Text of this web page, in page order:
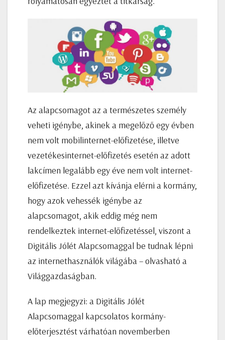
Az alapcsomagot az a természetes személy
veheti igénybe, akinek a megelőző egy évben
nem volt mobilinternet-előfizetése, illetve
vezetékesinternet-előfizetés esetén az adott
lakcímen legalább egy éve nem volt internet-
előfizetése. Ezzel azt kívánja elérni a kormány,
hogy azok vehessék igénybe az
alapcsomagot, akik eddig még nem
rendelkeztek internet-előfizetéssel, viszont a
Digitális Jólét Alapcsomaggal be tudnak lépni
az internethasználók világába – olvasható a
Világgazdaságban.
A lap megjegyzi: a Digitális Jólét
Alapcsomaggal kapcsolatos kormány-
előterjesztést várhatóan novemberben